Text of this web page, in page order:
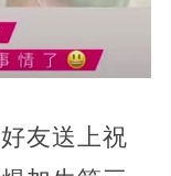
友送上祝